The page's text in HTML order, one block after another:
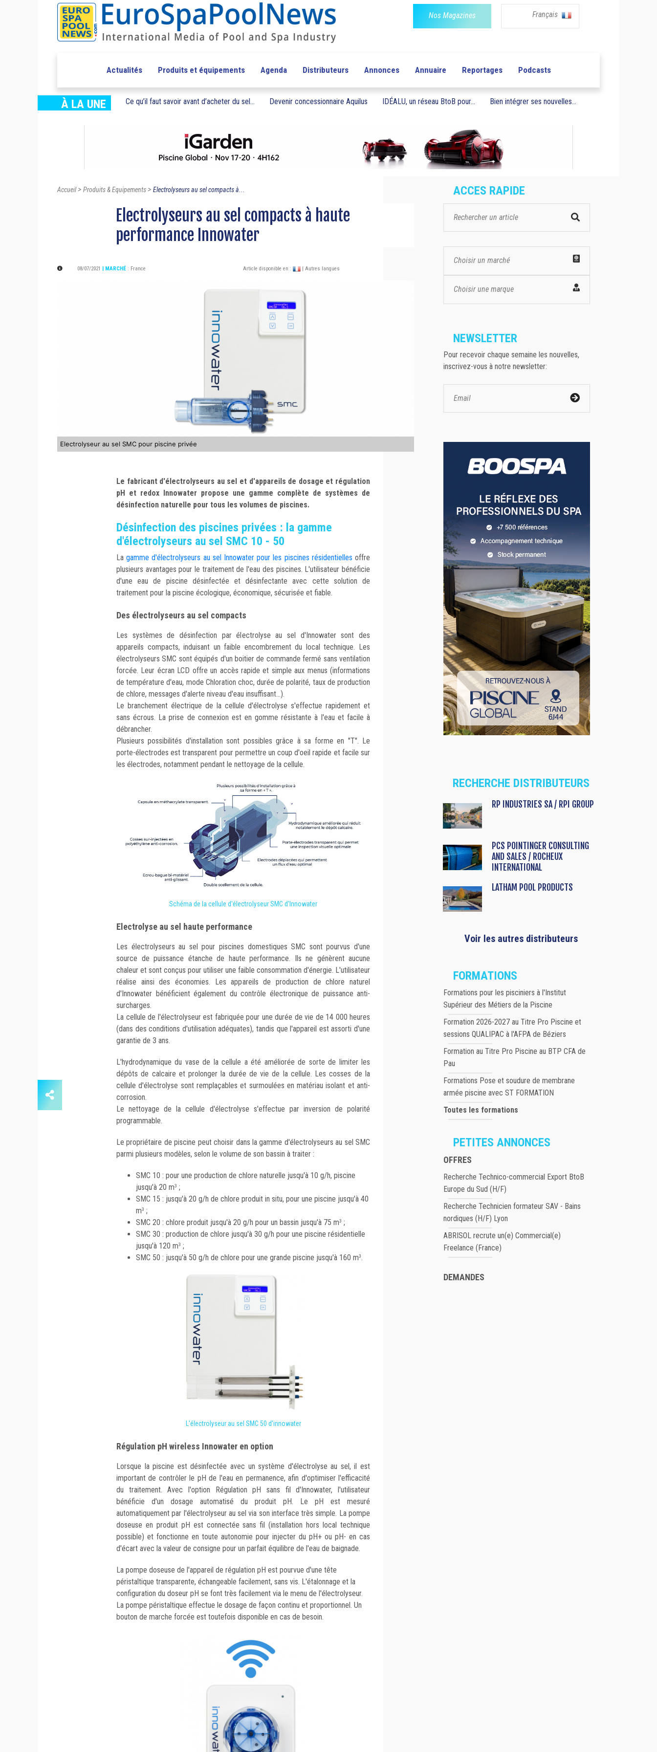
Nos Magazines Français
Actualités Produits et équipements Agenda Distributeurs Annonces Annuaire Reportages Podcasts
À LA UNE Ce qu’il faut savoir avant d’acheter du sel... Devenir concessionnaire Aquilus IDÉALU, un réseau BtoB pour... Bien intégrer ses nouvelles...
Accueil> Produits & Equipements> Electrolyseurs au sel compacts à...
Electrolyseurs au sel compacts à haute
performance Innowater
08/07/2021 | MARCHÉ : France Article disponible en : | Autres langues
Electrolyseur au sel SMC pour piscine privée
Le fabricant d'électrolyseurs au sel et d'appareils de dosage et régulation
pH et redox Innowater propose une gamme complète de systèmes de
désinfection naturelle pour tous les volumes de piscines.
Désinfection des piscines privées : la gamme
d'électrolyseurs au sel SMC 10 - 50
Lagamme d'électrolyseurs au sel Innowater pour les piscines résidentielles offre
plusieurs avantages pour le traitement de l'eau des piscines. L'utilisateur bénéficie
d'une eau de piscine désinfectée et désinfectante avec cette solution de
traitement pour la piscine écologique, économique, sécurisée et fiable.
Des électrolyseurs au sel compacts
Les systèmes de désinfection par électrolyse au sel d'Innowater sont des
appareils compacts, induisant un faible encombrement du local technique. Les
électrolyseurs SMC sont équipés d'un boitier de commande fermé sans ventilation
forcée. Leur écran LCD offre un accès rapide et simple aux menus (informations
de température d'eau, mode Chloration choc, durée de polarité, taux de production
de chlore, messages d'alerte niveau d'eau insuffisant...).
Le branchement électrique de la cellule d'électrolyse s'effectue rapidement et
sans écrous. La prise de connexion est en gomme résistante à l'eau et facile à
débrancher.
Plusieurs possibilités d'installation sont possibles grâce à sa forme en "T". Le
porte-électrodes est transparent pour permettre un coup d'oeil rapide et facile sur
les électrodes, notamment pendant le nettoyage de la cellule.
Schéma de la cellule d'électrolyseur SMC d'Innowater
Electrolyse au sel haute performance
Les électrolyseurs au sel pour piscines domestiques SMC sont pourvus d'une
source de puissance étanche de haute performance. Ils ne génèrent aucune
chaleur et sont conçus pour utiliser une faible consommation d'énergie. L'utilisateur
réalise ainsi des économies. Les appareils de production de chlore naturel
d'Innowater bénéficient également du contrôle électronique de puissance anti-
surcharges.
La cellule de l'électrolyseur est fabriquée pour une durée de vie de 14 000 heures
(dans des conditions d'utilisation adéquates), tandis que l'appareil est assorti d'une
garantie de 3 ans.
L'hydrodynamique du vase de la cellule a été améliorée de sorte de limiter les
dépôts de calcaire et prolonger la durée de vie de la cellule. Les cosses de la
cellule d'électrolyse sont remplaçables et surmoulées en matériau isolant et anti-
corrosion.
Le nettoyage de la cellule d'électrolyse s'effectue par inversion de polarité
programmable.
Le propriétaire de piscine peut choisir dans la gamme d'électrolyseurs au sel SMC
parmi plusieurs modèles, selon le volume de son bassin à traiter :
SMC 10 : pour une production de chlore naturelle jusqu'à 10 g/h, piscine
jusqu'à 20 m3 ;
SMC 15 : jusqu'à 20 g/h de chlore produit in situ, pour une piscine jusqu'à 40
m3 ;
SMC 20 : chlore produit jusqu'à 20 g/h pour un bassin jusqu'à 75 m3 ;
SMC 30 : production de chlore jusqu'à 30 g/h pour une piscine résidentielle
jusqu'à 120 m3 ;
SMC 50 : jusqu'à 50 g/h de chlore pour une grande piscine jusqu'à 160 m3.
L'électrolyseur au sel SMC 50 d'innowater
Régulation pH wireless Innowater en option
Lorsque la piscine est désinfectée avec un système d'électrolyse au sel, il est
important de contrôler le pH de l'eau en permanence, afin d'optimiser l'efficacité
du traitement. Avec l'option Régulation pH sans fil d'Innowater, l'utilisateur
bénéficie d'un dosage automatisé du produit pH. Le pH est mesuré
automatiquement par l'électrolyseur au sel via son interface très simple. La pompe
doseuse en produit pH est connectée sans fil (installation hors local technique
possible) et fonctionne en toute autonomie pour injecter du pH+ ou pH- en cas
d'écart avec la valeur de consigne pour un parfait équilibre de l'eau de baignade.
La pompe doseuse de l'appareil de régulation pH est pourvue d'une tête
péristaltique transparente, échangeable facilement, sans vis. L'étalonnage et la
configuration du doseur pH se font très facilement via le menu de l'électrolyseur.
La pompe péristaltique effectue le dosage de façon continu et proportionnel. Un
bouton de marche forcée est toutefois disponible en cas de besoin.
ACCES RAPIDE
Choisir un marché
Choisir une marque
NEWSLETTER
Pour recevoir chaque semaine les nouvelles,
inscrivez-vous à notre newsletter:
RECHERCHE DISTRIBUTEURS
RP INDUSTRIES SA / RPI GROUP
PCS POINTINGER CONSULTING
AND SALES / ROCHEUX
INTERNATIONAL
LATHAM POOL PRODUCTS
Voir les autres distributeurs
FORMATIONS
Formations pour les pisciniers à l'Institut
Supérieur des Métiers de la Piscine
Formation 2026-2027 au Titre Pro Piscine et
sessions QUALIPAC à l'AFPA de Béziers
Formation au Titre Pro Piscine au BTP CFA de
Pau
Formations Pose et soudure de membrane
armée piscine avec ST FORMATION
Toutes les formations
PETITES ANNONCES
OFFRES
Recherche Technico-commercial Export BtoB
Europe du Sud (H/F)
Recherche Technicien formateur SAV - Bains
nordiques (H/F) Lyon
ABRISOL recrute un(e) Commercial(e)
Freelance (France)
DEMANDES